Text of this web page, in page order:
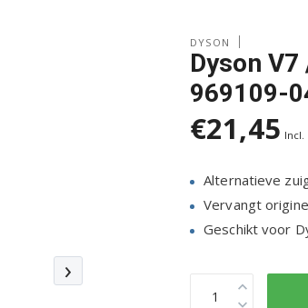
›
DYSON
Dyson
969109-
€21,45 Incl.
Alternatieve
Vervangt
Geschikt voor